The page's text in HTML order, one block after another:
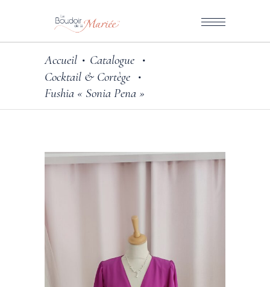
Accueil • Catalogue •
Cocktail & Cortège •
Fushia « Sonia Pena »